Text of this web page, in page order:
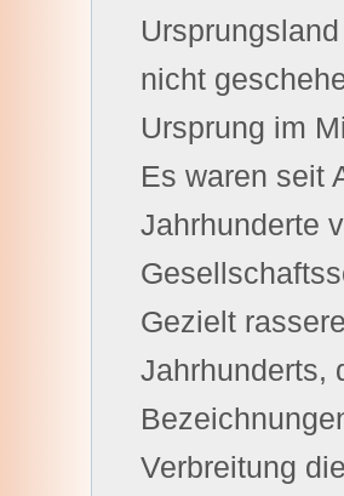
nicht
Ursprung im
Es waren seit
Jahrhunderte
Gezielt
Jahrhunderts,
Verbreitung